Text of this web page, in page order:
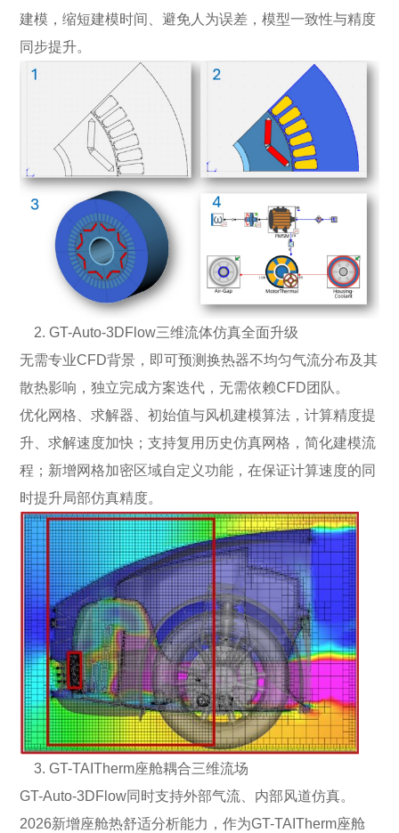
建模，缩短建模时间、避免人为误差，模型一致性与精度
同步提升。
2. GT-Auto-3DFlow三维流体仿真全面升级
无需专业CFD背景，即可预测换热器不均匀气流分布及其
散热影响，独立完成方案迭代，无需依赖CFD团队。
优化网格、求解器、初始值与风机建模算法，计算精度提
升、求解速度加快；支持复用历史仿真网格，简化建模流
程；新增网格加密区域自定义功能，在保证计算速度的同
时提升局部仿真精度。
3. GT-TAITherm座舱耦合三维流场
GT-Auto-3DFlow同时支持外部气流、内部风道仿真。
2026新增座舱热舒适分析能力，作为GT-TAITherm座舱